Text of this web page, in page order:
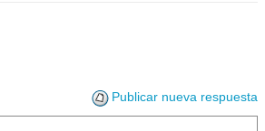
Publicar nueva respuesta